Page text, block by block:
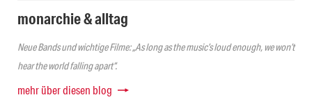
monarchie & alltag
Neue Bands und wichtige Filme: „As long as the music’s loud enough, we won’t
hear the world falling apart“.
mehr über diesen blog